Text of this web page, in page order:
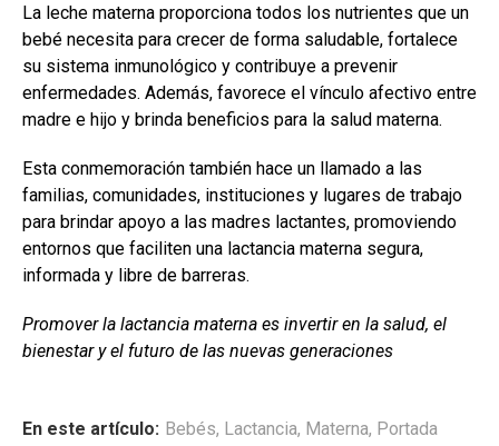
La leche materna proporciona todos los nutrientes que un
bebé necesita para crecer de forma saludable, fortalece
su sistema inmunológico y contribuye a prevenir
enfermedades. Además, favorece el vínculo afectivo entre
madre e hijo y brinda beneficios para la salud materna.
Esta conmemoración también hace un llamado a las
familias, comunidades, instituciones y lugares de trabajo
para brindar apoyo a las madres lactantes, promoviendo
entornos que faciliten una lactancia materna segura,
informada y libre de barreras.
Promover la lactancia materna es invertir en la salud, el
bienestar y el futuro de las nuevas generaciones
En este artículo: Bebés, Lactancia, Materna, Portada